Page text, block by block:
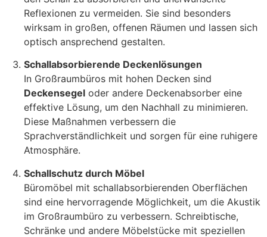
Reflexionen zu vermeiden. Sie sind besonders
wirksam in großen, offenen Räumen und lassen sich
optisch ansprechend gestalten.
Schallabsorbierende Deckenlösungen
In Großraumbüros mit hohen Decken sind
Deckensegel oder andere Deckenabsorber eine
effektive Lösung, um den Nachhall zu minimieren.
Diese Maßnahmen verbessern die
Sprachverständlichkeit und sorgen für eine ruhigere
Atmosphäre.
Schallschutz durch Möbel
Büromöbel mit schallabsorbierenden Oberflächen
sind eine hervorragende Möglichkeit, um die Akustik
im Großraumbüro zu verbessern. Schreibtische,
Schränke und andere Möbelstücke mit speziellen